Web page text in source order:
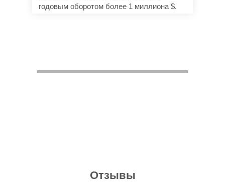
годовым оборотом более 1 миллиона $.
Отзывы